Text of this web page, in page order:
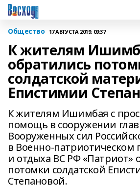
Общество 17 АВГУСТА 2019, 09:37
К жителям
обратились
солдатской
Епистимии
К жителям Ишимбая с
помощь в сооружении
Вооруженных сил
в Военно-патриотическом
и отдыха ВС РФ «Патриот»
потомки солдатской
Степановой.